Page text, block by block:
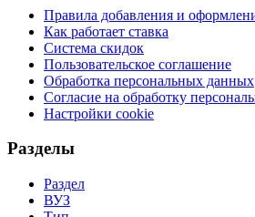
Правила добавления и
Как работает ставка
Система скидок
Пользовательское соглашение
Обработка персональных данных
Согласие на обработку
Настройки cookie
Разделы
Раздел
ВУЗ